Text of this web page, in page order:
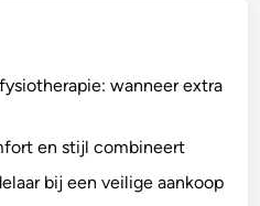
wanneer extra
en stijl combineert
bij een veilige aankoop